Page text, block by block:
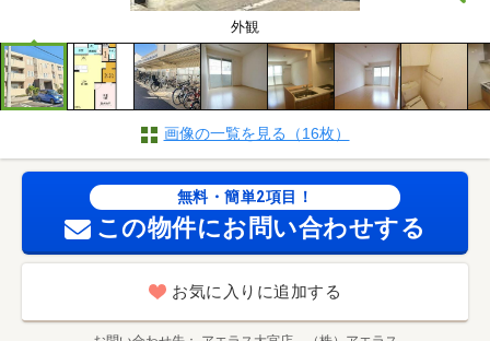
外観
画像の一覧を見る（16枚）
無料・簡単2項目！
この物件にお問い合わせする
お気に入りに追加する